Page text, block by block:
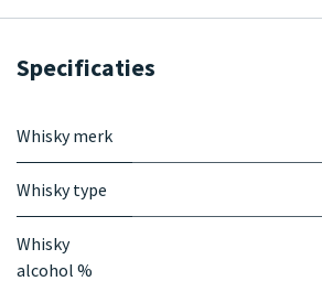
Specificaties
Whisky merk
Whisky type
Whisky
alcohol %